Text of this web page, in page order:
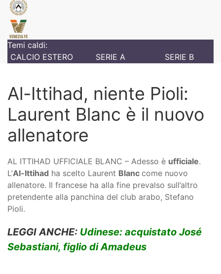
Temi caldi:
CALCIO ESTERO
SERIE A SERIE B
Al-Ittihad, niente Pioli:
Laurent Blanc è il nuovo
allenatore
AL ITTIHAD UFFICIALE BLANC – Adesso è ufficiale.
L’Al-Ittihad ha scelto Laurent Blanc come nuovo
allenatore. Il francese ha alla fine prevalso sull’altro
pretendente alla panchina del club arabo, Stefano
Pioli.
LEGGI ANCHE: Udinese: acquistato José
Sebastiani, figlio di Amadeus